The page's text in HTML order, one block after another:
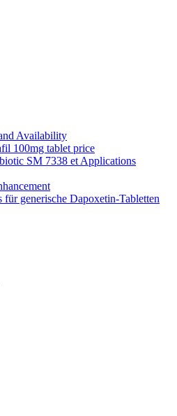
Availability
100mg tablet price
SM 7338 et Applications
generische Dapoxetin-Tabletten